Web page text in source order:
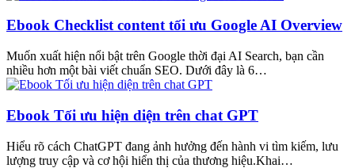
Ebook Checklist content tối ưu Google AI Overview
Muốn xuất hiện nổi bật trên Google thời đại AI Search, bạn cần
nhiều hơn một bài viết chuẩn SEO. Dưới đây là 6…
Ebook Tối ưu hiện diện trên chat GPT
Hiểu rõ cách ChatGPT đang ảnh hưởng đến hành vi tìm kiếm, lưu
lượng truy cập và cơ hội hiển thị của thương hiệu.Khai…